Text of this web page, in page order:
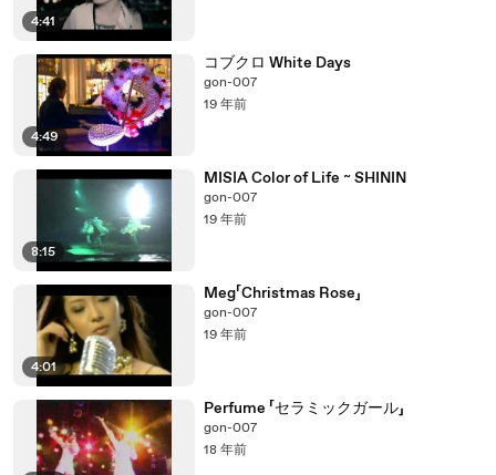
4:41
4:49
コブクロ White Days
gon-007
19 年前
8:15
MISIA Color of Life ~ SHININ
gon-007
19 年前
4:01
Meg「Christmas Rose」
gon-007
19 年前
Perfume 「セラミックガール」
gon-007
18 年前